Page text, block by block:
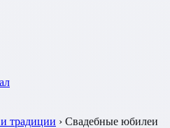
традиции › Свадебные юбилеи